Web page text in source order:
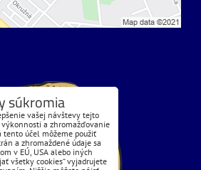
súkromia
vašej návštevy tejto
a zhromažďovanie
tento účel môžeme použiť
a zhromaždené údaje sa
v EÚ, USA alebo iných
všetky cookies“ vyjadrujete